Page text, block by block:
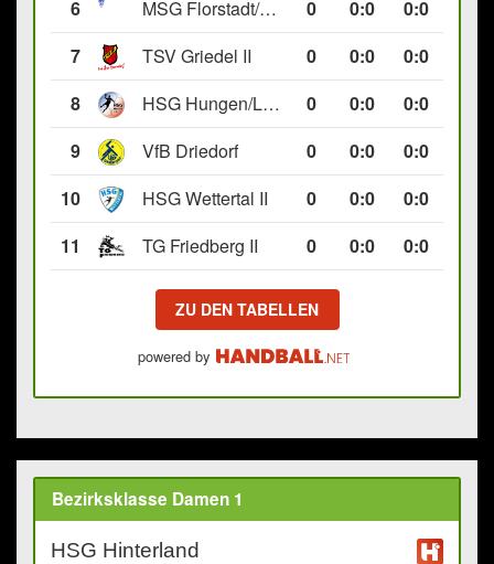
6 MSG Florstadt/Gettenau II 0 0:0
0:0
7
TSV Griedel II 0 0:0
0:0
8
HSG Hungen/Lich II 0 0:0
0:0
9
VfB Driedorf 0 0:0
0:0
10
HSG Wettertal II 0 0:0
0:0
11
TG Friedberg II 0 0:0 0:0
ZU DEN TABELLEN
powered by
Bezirksklasse Damen 1
HSG Hinterland